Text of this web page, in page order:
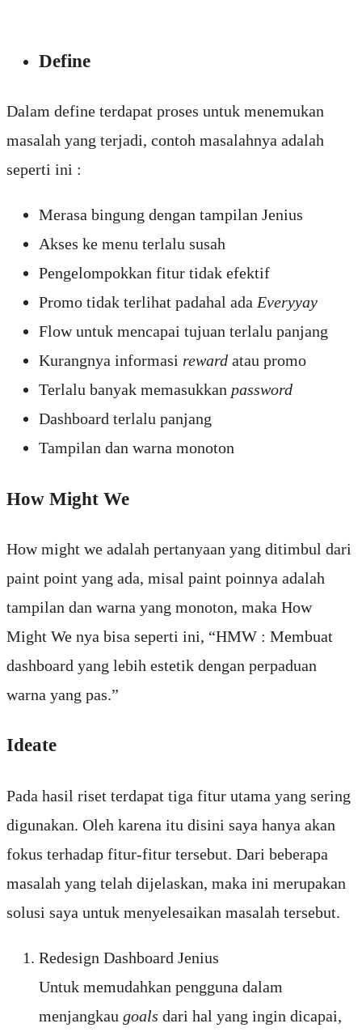
Define
Dalam define terdapat proses untuk menemukan
masalah yang terjadi, contoh masalahnya adalah
seperti ini :
Merasa bingung dengan tampilan Jenius
Akses ke menu terlalu susah
Pengelompokkan fitur tidak efektif
Promo tidak terlihat padahal ada Everyyay
Flow untuk mencapai tujuan terlalu panjang
Kurangnya informasi reward atau promo
Terlalu banyak memasukkan password
Dashboard terlalu panjang
Tampilan dan warna monoton
How Might We
How might we adalah pertanyaan yang ditimbul dari
paint point yang ada, misal paint poinnya adalah
tampilan dan warna yang monoton, maka How
Might We nya bisa seperti ini, “HMW : Membuat
dashboard yang lebih estetik dengan perpaduan
warna yang pas.”
Ideate
Pada hasil riset terdapat tiga fitur utama yang sering
digunakan. Oleh karena itu disini saya hanya akan
fokus terhadap fitur-fitur tersebut. Dari beberapa
masalah yang telah dijelaskan, maka ini merupakan
solusi saya untuk menyelesaikan masalah tersebut.
Redesign Dashboard Jenius
Untuk memudahkan pengguna dalam
menjangkau goals dari hal yang ingin dicapai,